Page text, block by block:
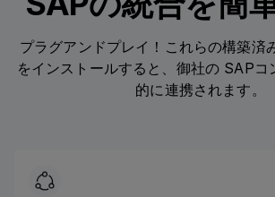
プラグアンドプレイ！これらの構築済
をインストールすると、御社の SAPコ
的に連携されます。